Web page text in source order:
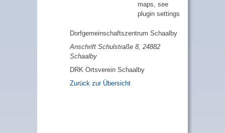
maps, see
plugin settings
Dorfgemeinschaftszentrum Schaalby
Anschrift Schulstraße 8, 24882
Schaalby
DRK Ortsverein Schaalby
Zurück zur Übersicht